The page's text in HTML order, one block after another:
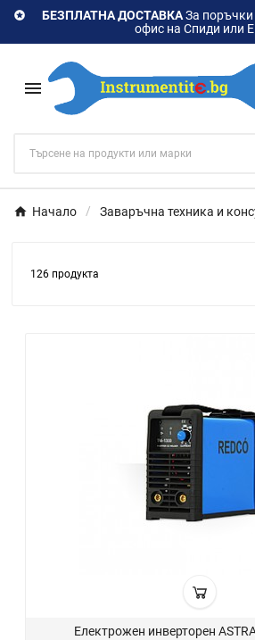
 БЕЗПЛАТНА ДОСТАВКАЗа поръчки
офис на Спиди или

Начало Заваръчна техника и
126 продукта
Електрожен инверторен